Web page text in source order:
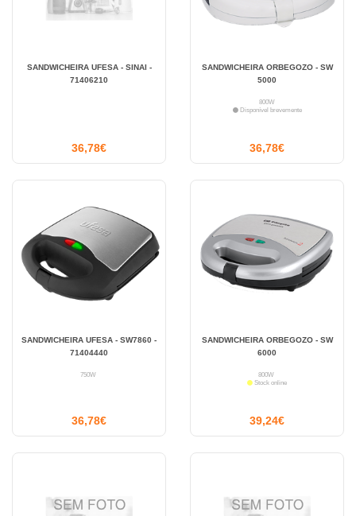
SANDWICHEIRA UFESA - SINAI -
71406210
36,78€
SANDWICHEIRA ORBEGOZO - SW
5000
800W
Disponível brevemente
36,78€
SANDWICHEIRA UFESA - SW7860 -
71404440
750W
36,78€
SANDWICHEIRA ORBEGOZO - SW
6000
800W
Stock online
39,24€